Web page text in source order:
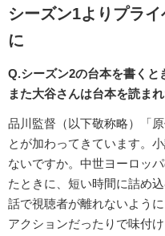
シーズン1よりプラ
に
Q.シーズン2の台本を書くと
また大谷さんは台本を読ま
品川監督（以下敬称略）「
とが加わってきています。
ないですか。中世ヨーロッ
たときに、短い時間に詰め
話で視聴者が離れないよう
アクションだったりで味付